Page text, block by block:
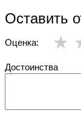
Оставить
Оценка:
Достоинства